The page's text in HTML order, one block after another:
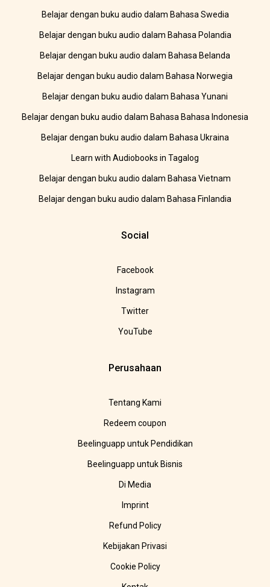
Belajar dengan buku audio dalam Bahasa Swedia
Belajar dengan buku audio dalam Bahasa Polandia
Belajar dengan buku audio dalam Bahasa Belanda
Belajar dengan buku audio dalam Bahasa Norwegia
Belajar dengan buku audio dalam Bahasa Yunani
Belajar dengan buku audio dalam Bahasa Bahasa Indonesia
Belajar dengan buku audio dalam Bahasa Ukraina
Learn with Audiobooks in Tagalog
Belajar dengan buku audio dalam Bahasa Vietnam
Belajar dengan buku audio dalam Bahasa Finlandia
Social
Facebook
Instagram
Twitter
YouTube
Perusahaan
Tentang Kami
Redeem coupon
Beelinguapp untuk Pendidikan
Beelinguapp untuk Bisnis
Di Media
Imprint
Refund Policy
Kebijakan Privasi
Cookie Policy